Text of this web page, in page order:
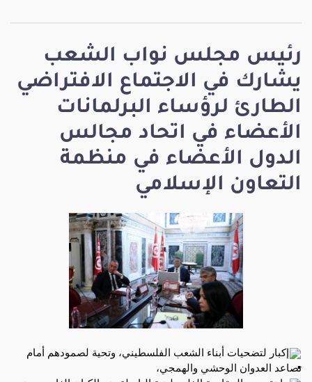
رئيس مجلس نواب الشعب
يشارك في الاجتماع الافتراضي
الطارئ لرؤساء البرلمانات
الأعضاء في اتحاد مجالس
الدول الأعضاء في منظمة
التعاون الإسلامي
إكبار لتضحيات أبناء الشعب الفلسطيني، وتحية لصمودهم أمام
تصاعد العدوان الوحشي والهمجي،